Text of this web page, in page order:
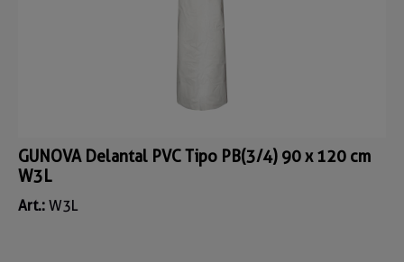
GUNOVA Delantal PVC Tipo PB(3/4) 90 x 120 cm
W3L
Art.: W3L